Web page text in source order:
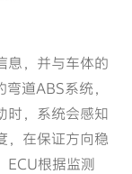
息，并与车体的
道ABS系统，
时，系统会感知
，在保证方向稳
ECU根据监测